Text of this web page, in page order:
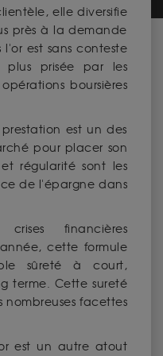
elle diversifie
près à la demande
l'or est sans conteste
prisée par les
boursières
est un des
pour placer son
régularité sont les
de l'épargne dans
financières
cette formule
sûreté à court,
terme. Cette sureté
facettes
est un autre atout